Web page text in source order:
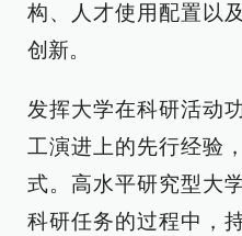
构、人才使用配置以
创新。
发挥大学在科研活动
工演进上的先行经验
式。高水平研究型大
科研任务的过程中，